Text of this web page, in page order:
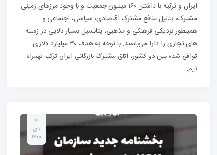
ایران و ترکیه با داشتن ۱۶۰ میلیون جمعیت و با وجود مرزهای زمینی
مشترک، بدلیل منافع مشترک اقتصادی، سیاسی، اجتماعی و
همینطور نزدیکی فرهنگی و مذهبی، پتانسیل بسیار بالایی در زمینه
های تجاری را دارا می‌باشند. با توجه به هدف ۳۰ میلیارد دلاری
توافق شده بین دو کشور، اتاق مشترک بازرگانی ایران ترکیه بهمراه
تیم…
۲
دی
۱۴۰۰